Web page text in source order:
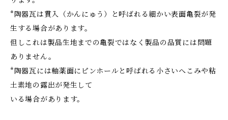
*陶器瓦は貫入（かんにゅう）と呼ばれる細かい表面亀裂が発
生する場合があります。
但しこれは製品生地までの亀裂ではなく製品の品質には問題
ありません。
*陶器瓦には釉薬面にピンホールと呼ばれる小さいへこみや粘
土素地の露出が発生して
いる場合があります。